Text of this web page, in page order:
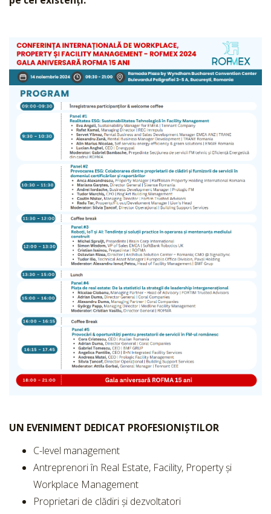
UN EVENIMENT DEDICAT PROFESIONIȘTILOR
C-level management
Antreprenori în Real Estate, Facility, Property și
Workplace Management
Proprietari de clădiri și dezvoltatori